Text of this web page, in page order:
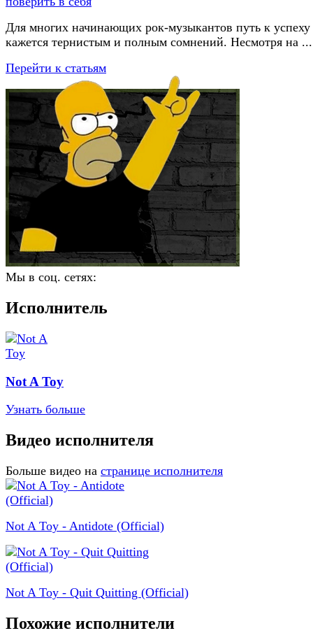
Для многих начинающих рок-музыкантов путь к успеху
кажется тернистым и полным сомнений. Несмотря на ...
Перейти к статьям
Мы в соц. сетях:
Исполнитель
Not A Toy
Узнать больше
Видео исполнителя
Больше видео на странице исполнителя
Not A Toy - Antidote (Official)
Not A Toy - Quit Quitting (Official)
Похожие исполнители